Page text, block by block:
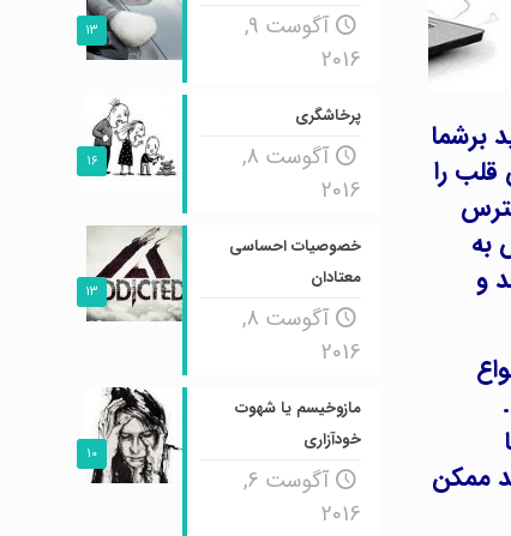
برشما
را
به
و
ممکن
13
آگوست 9,
2016
16
پرخاشگری
آگوست 8,
2016
13
خصوصیات احساسی
معتادان
آگوست 8,
2016
10
مازوخیسم یا شهوت
خودآزاری
آگوست 6,
2016